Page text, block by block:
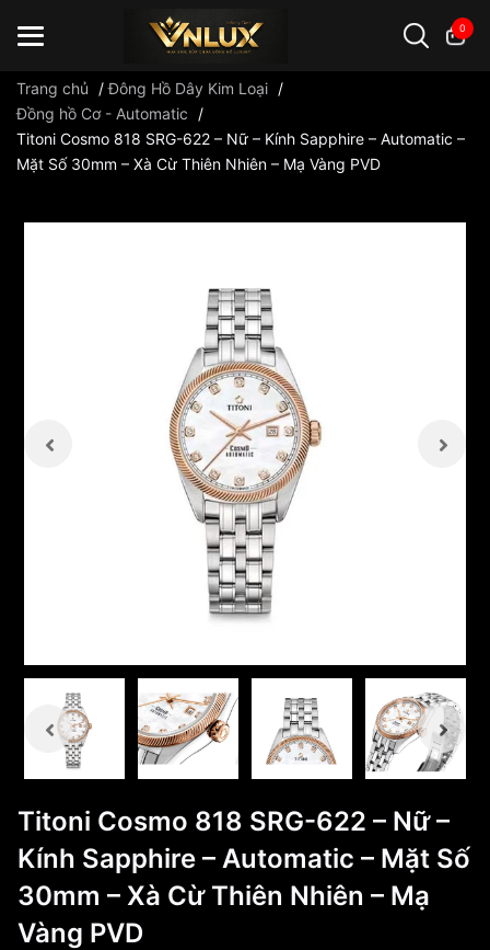
0
Đồng hồ casio đồng hồ G-Shock đồng hồ Orient ...
Trang chủ /Đông Hồ Dây Kim Loại /
Đồng hồ Cơ - Automatic
/
Titoni Cosmo 818 SRG-622 – Nữ – Kính Sapphire – Automatic –
Mặt Số 30mm – Xà Cừ Thiên Nhiên – Mạ Vàng PVD
Titoni Cosmo 818 SRG-622 – Nữ –
Kính Sapphire – Automatic – Mặt Số
30mm – Xà Cừ Thiên Nhiên – Mạ
Vàng PVD